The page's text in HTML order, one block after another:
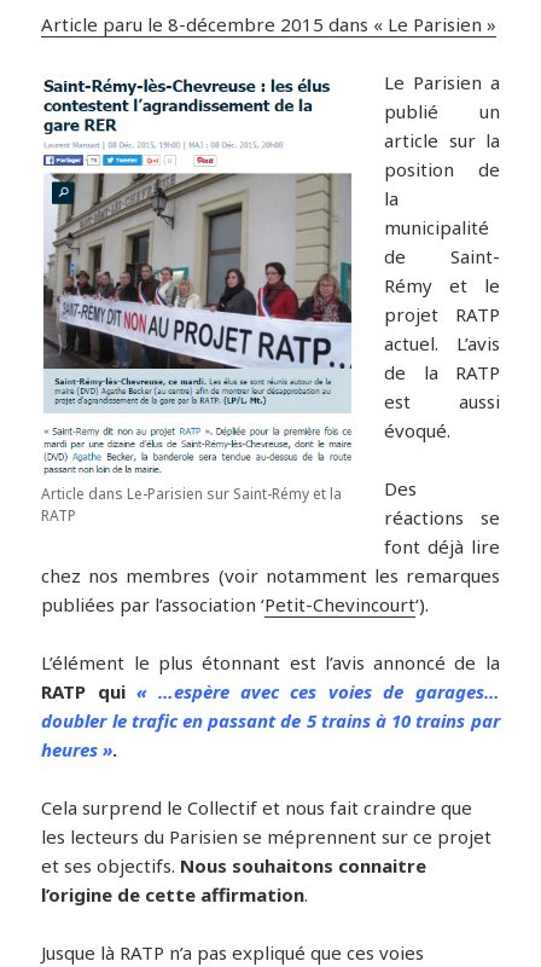
Article paru le 8-décembre 2015 dans « Le Parisien »
Article dans Le-Parisien sur Saint-Rémy et la
RATP
Le Parisien a
publié un
article sur la
position de
la
municipalité
de Saint-
Rémy et le
projet RATP
actuel. L’avis
de la RATP
est aussi
évoqué.
Des
réactions se
font déjà lire
chez nos membres (voir notamment les remarques
publiées par l’association ‘Petit-Chevincourt‘).
L’élément le plus étonnant est l’avis annoncé de la
RATP qui « …espère avec ces voies de garages…
doubler le trafic en passant de 5 trains à 10 trains par
heures ».
Cela surprend le Collectif et nous fait craindre que
les lecteurs du Parisien se méprennent sur ce projet
et ses objectifs. Nous souhaitons connaitre
l’origine de cette affirmation.
Jusque là RATP n’a pas expliqué que ces voies